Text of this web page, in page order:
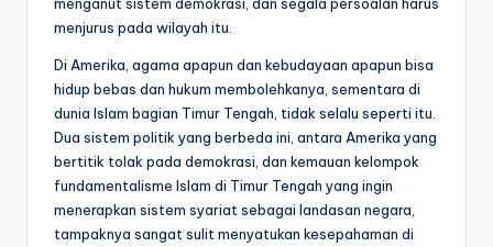
menjurus pada wilayah itu.
Di Amerika, agama apapun dan kebudayaan apapun bisa
hidup bebas dan hukum membolehkanya, sementara di
dunia Islam bagian Timur Tengah, tidak selalu seperti itu.
Dua sistem politik yang berbeda ini, antara Amerika yang
bertitik tolak pada demokrasi, dan kemauan kelompok
fundamentalisme Islam di Timur Tengah yang ingin
menerapkan sistem syariat sebagai landasan negara,
tampaknya sangat sulit menyatukan kesepahaman di